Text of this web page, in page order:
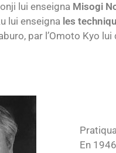
lui enseigna Misogi
lui enseigna les
par l’Omoto Kyo lui
En